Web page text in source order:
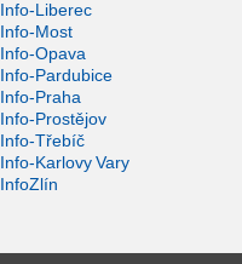
Info-Liberec
Info-Most
Info-Opava
Info-Pardubice
Info-Praha
Info-Prostějov
Info-Třebíč
Info-Karlovy Vary
InfoZlín